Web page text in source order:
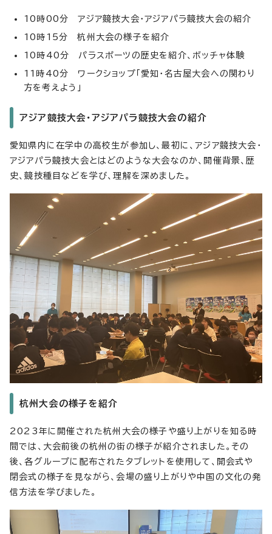
10時00分 アジア競技大会・アジアパラ競技大会の紹介
10時15分 杭州大会の様子を紹介
10時40分 パラスポーツの歴史を紹介、ボッチャ体験
11時40分 ワークショップ「愛知・名古屋大会への関わり
方を考えよう」
アジア競技大会・アジアパラ競技大会の紹介
愛知県内に在学中の高校生が参加し、最初に、アジア競技大会・
アジアパラ競技大会とはどのような大会なのか、開催背景、歴
史、競技種目などを学び、理解を深めました。
杭州大会の様子を紹介
2023年に開催された杭州大会の様子や盛り上がりを知る時
間では、大会前後の杭州の街の様子が紹介されました。その
後、各グループに配布されたタブレットを使用して、開会式や
閉会式の様子を見ながら、会場の盛り上がりや中国の文化の発
信方法を学びました。